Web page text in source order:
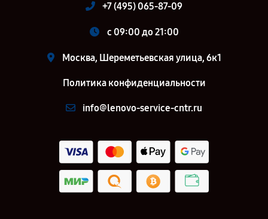
+7 (495) 065-87-09
c 09:00 до 21:00
Москва, Шереметьевская улица, 6к1
Политика конфиденциальности
info@lenovo-service-cntr.ru